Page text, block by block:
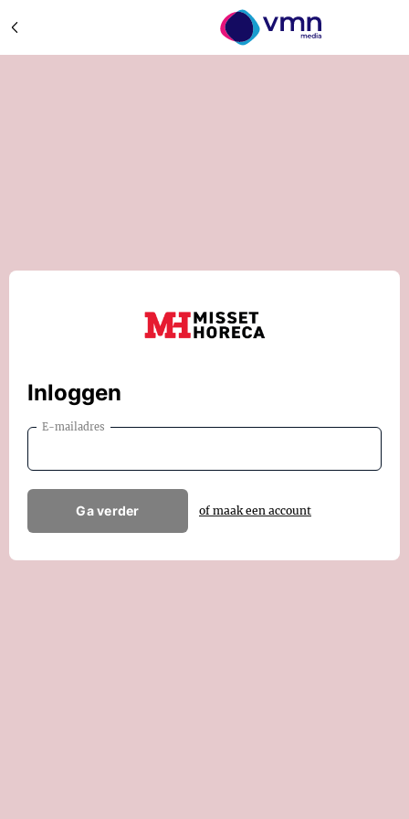
Inloggen
E-mailadres
Ga verder of maak een account